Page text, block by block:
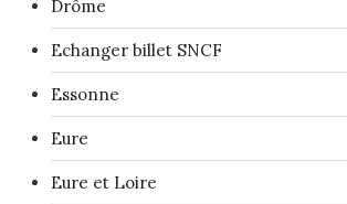
Drôme
Echanger billet SNCF
Essonne
Eure
Eure et Loire